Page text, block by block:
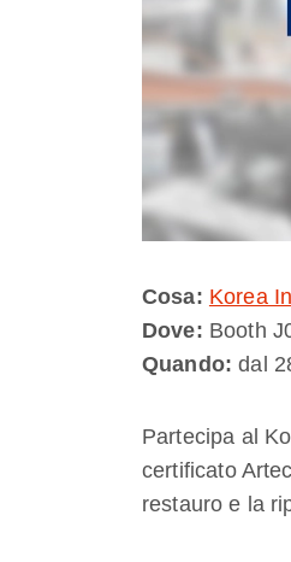
Cosa: Korea
Dove: Booth
Quando: dal
Partecipa al
certificato
restauro e la